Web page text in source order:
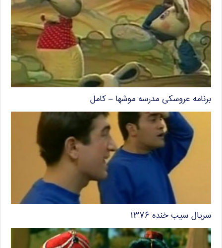
برنامه عروسکی مدرسه موشها – کامل
سریال سیب خنده ۱۳۷۶